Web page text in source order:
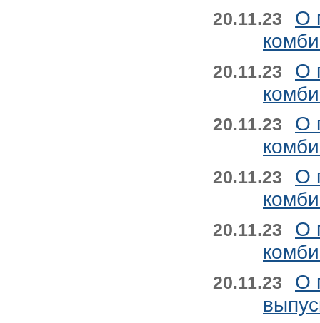
20.11.23
О
20.11.23
О
20.11.23
О
20.11.23
О
20.11.23
О
20.11.23
О